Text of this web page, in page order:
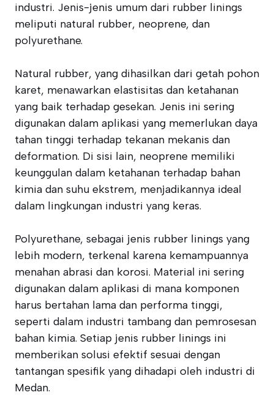
industri. Jenis-jenis umum dari rubber linings
meliputi natural rubber, neoprene, dan
polyurethane.
Natural rubber, yang dihasilkan dari getah pohon
karet, menawarkan elastisitas dan ketahanan
yang baik terhadap gesekan. Jenis ini sering
digunakan dalam aplikasi yang memerlukan daya
tahan tinggi terhadap tekanan mekanis dan
deformation. Di sisi lain, neoprene memiliki
keunggulan dalam ketahanan terhadap bahan
kimia dan suhu ekstrem, menjadikannya ideal
dalam lingkungan industri yang keras.
Polyurethane, sebagai jenis rubber linings yang
lebih modern, terkenal karena kemampuannya
menahan abrasi dan korosi. Material ini sering
digunakan dalam aplikasi di mana komponen
harus bertahan lama dan performa tinggi,
seperti dalam industri tambang dan pemrosesan
bahan kimia. Setiap jenis rubber linings ini
memberikan solusi efektif sesuai dengan
tantangan spesifik yang dihadapi oleh industri di
Medan.